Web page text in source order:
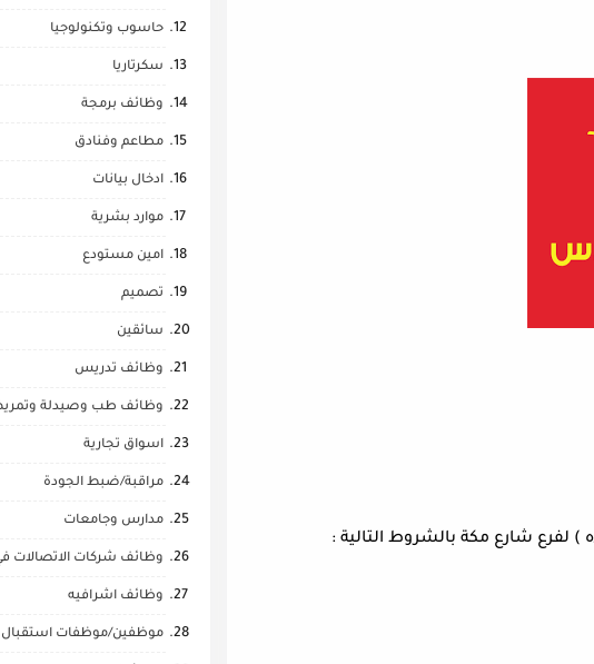
شارع مكة بالشروط التالية :
حاسوب وتكنولوجيا
سكرتاريا
وظائف برمجة
مطاعم وفنادق
ادخال بيانات
موارد بشرية
امين مستودع
تصميم
سائقين
وظائف تدريس
وظائف طب وصيدلة
اسواق تجارية
مراقبة/ضبط الجودة
مدارس وجامعات
وظائف شركات الاتصالات في
وظائف اشرافيه
موظفين/موظفات استقبال